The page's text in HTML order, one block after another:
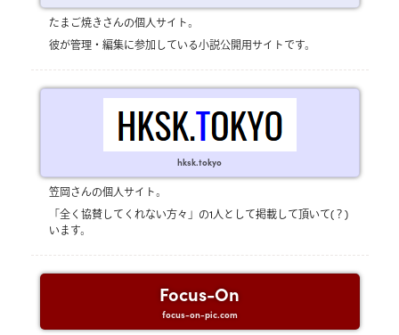
たまご焼きさんの個人サイト。
彼が管理・編集に参加している小説公開用サイトです。
hksk.tokyo
笠岡さんの個人サイト。
「全く協賛してくれない方々」の1人として掲載して頂いて(？)
います。
Focus-On
focus-on-pic.com